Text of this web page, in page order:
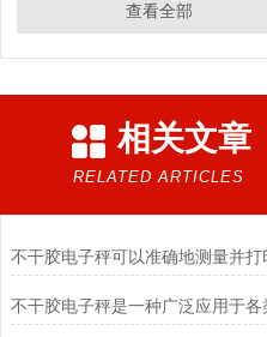
查看全部
相关文章
RELATED ARTICLES